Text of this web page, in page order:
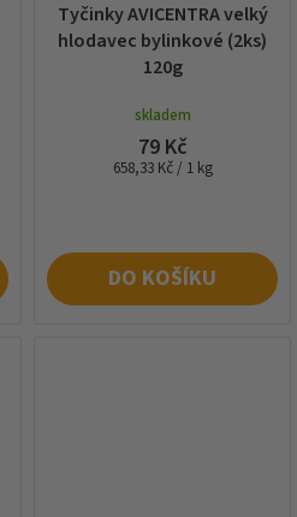
Tyčinky AVICENTRA velký
hlodavec bylinkové (2ks)
120g
skladem
79 Kč
Měrná
658,33 Kč / 1 kg
DO KOŠÍKU